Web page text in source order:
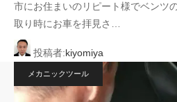
市にお住まいのリピート様でベンツ
取り時にお車を拝見さ…
投稿者:kiyomiya
メカニックツール